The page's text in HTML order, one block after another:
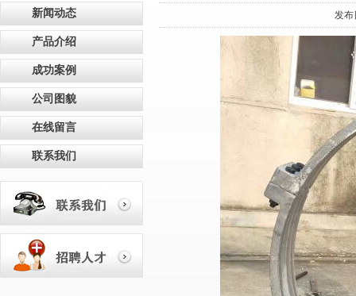
新闻动态
产品介绍
成功案例
公司图貌
在线留言
联系我们
发布